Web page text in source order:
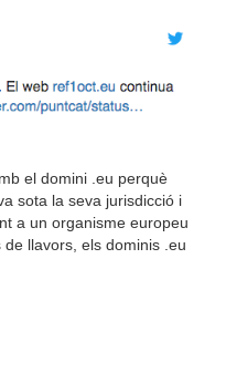
el domini .eu perquè
sota la seva jurisdicció i
a un organisme europeu
llavors, els dominis .eu